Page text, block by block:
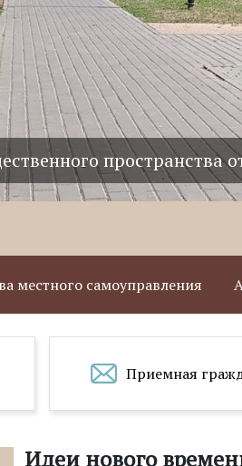
местного самоуправления
Приемная
Идеи нового